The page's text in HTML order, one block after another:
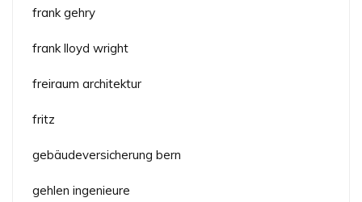
frank gehry
frank lloyd wright
freiraum architektur
fritz
gebäudeversicherung bern
gehlen ingenieure